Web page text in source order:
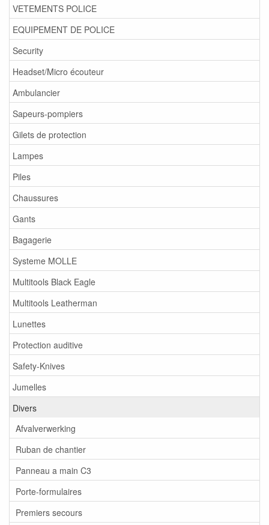
VETEMENTS POLICE
EQUIPEMENT DE POLICE
Security
Headset/Micro écouteur
Ambulancier
Sapeurs-pompiers
Gilets de protection
Lampes
Piles
Chaussures
Gants
Bagagerie
Systeme MOLLE
Multitools Black Eagle
Multitools Leatherman
Lunettes
Protection auditive
Safety-Knives
Jumelles
Divers
Afvalverwerking
Ruban de chantier
Panneau a main C3
Porte-formulaires
Premiers secours